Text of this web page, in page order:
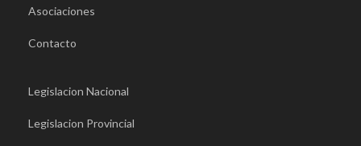
Asociaciones
Contacto
Legislacion Nacional
Legislacion Provincial